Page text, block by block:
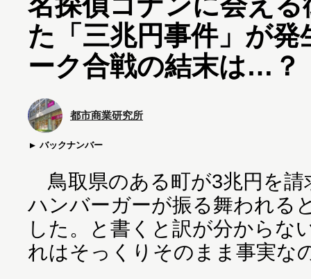
た「三兆円事件」が
ーク合戦の結末は…？
都市商業研究所
バックナンバー
鳥取県のある町が3兆円を請
ハンバーガーが振る舞われる
した。と書くと訳が分からな
れはそっくりそのまま事実な